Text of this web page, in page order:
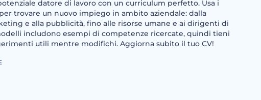
datore di lavoro con un curriculum perfetto. Usa i
trovare un nuovo impiego in ambito aziendale: dalla
e alla pubblicità, fino alle risorse umane e ai dirigenti di
includono esempi di competenze ricercate, quindi tieni
utili mentre modifichi. Aggiorna subito il tuo CV!